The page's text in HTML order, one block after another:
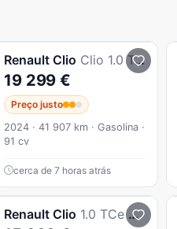
Renault Clio Clio 1.0 Tce Esprit Alpine
19 299 €
Preço justo
2024 · 41 907 km · Gasolina ·
91 cv
cerca de 7 horas atrás
Renault Clio 1.0 TCe Evolution